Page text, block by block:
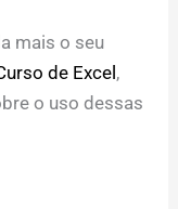
mais o seu
de Excel ,
o uso dessas